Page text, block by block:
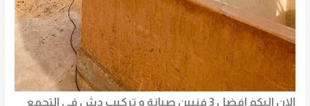
الان اليكم افضل 3 فنيين صيانة و تركيب دش في التجمع